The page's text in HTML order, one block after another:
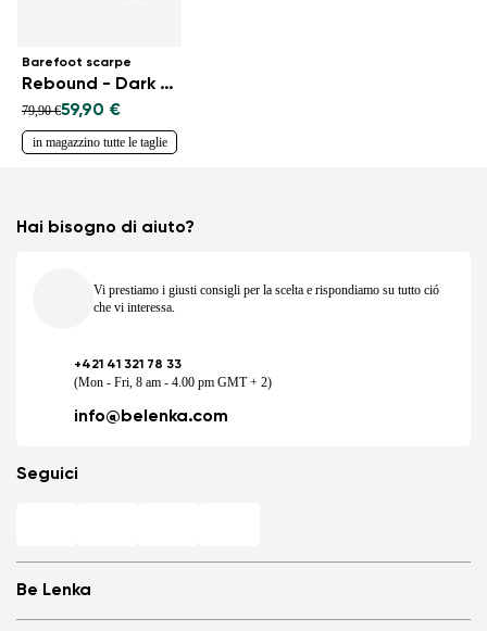
Barefoot scarpe
Rebound - Dark Blue & White
79,90 €59,90 €
in magazzino tutte le taglie
Be Lenka
Hai bisogno di aiuto?
Vi prestiamo i giusti consigli per la scelta e rispondiamo su tutto ció
che vi interessa.
+421 41 321 78 33
(Mon - Fri, 8 am - 4.00 pm GMT + 2)
info@belenka.com
Seguici